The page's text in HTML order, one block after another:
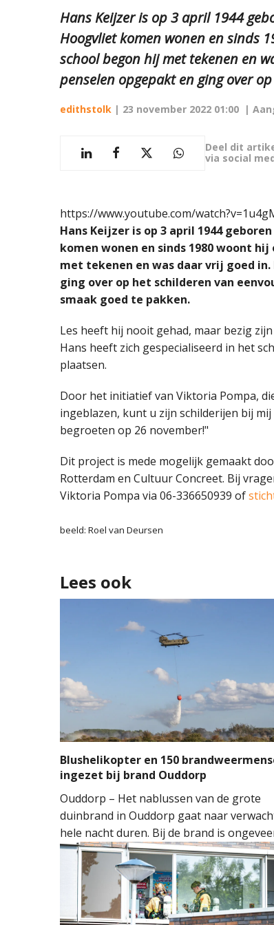
Hans Keijzer is op 3 april 1944
Hoogvliet komen wonen en sinds
school begon hij met tekenen en
penselen opgepakt en ging over
edithstolk | 23 november 2022 01:00 |
Deel dit
via social
https://www.youtube.com/
Hans Keijzer is op 3 april 1944
komen wonen en sinds 1980 woont
met tekenen en was daar vrij goed
ging over op het schilderen van
smaak goed te pakken.
Les heeft hij nooit gehad, maar bezig
Hans heeft zich gespecialiseerd in het
plaatsen.
Door het initiatief van Viktoria Pompa,
ingeblazen, kunt u zijn schilderijen bij
begroeten op 26 november!"
Dit project is mede mogelijk gemaakt
Rotterdam en Cultuur Concreet. Bij
Viktoria Pompa via 06-336650939 of
beeld: Roel van Deursen
Lees ook
Blushelikopter en 150
ingezet bij brand Ouddorp
Ouddorp – Het nablussen van de grote
duinbrand in Ouddorp gaat naar
hele nacht duren. Bij de brand is
vierkante meter natuur verloren gegaan.
brand ontstond rond 14.00 uur, waarna de
brandweer groots opschaalde. Tientallen
brandweervoertuigen en ongeveer 150
brandweermensen werden ingezet om